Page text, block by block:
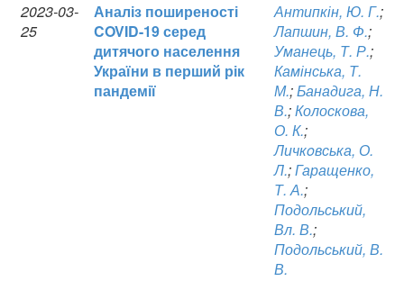
2023-03-
25
Аналіз поширеності
COVID-19 серед
дитячого населення
України в перший рік
пандемії
Антипкін, Ю. Г.;
Лапшин, В. Ф.;
Уманець, Т. Р.;
Камінська, Т.
М.;Банадига, Н.
В.;Колоскова,
О. К.;
Личкoвська, О.
Л.;Гаращенко,
Т. А.;
Подольський,
Вл. В.;
Подольський, В.
В.